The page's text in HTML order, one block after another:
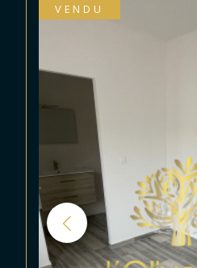
VENDU